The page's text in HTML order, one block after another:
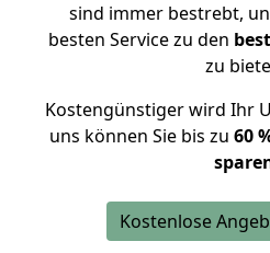
sind immer bestrebt,
besten Service zu den
zu
Kostengünstiger wird Ihr
uns können Sie bis zu 60
Kostenlose